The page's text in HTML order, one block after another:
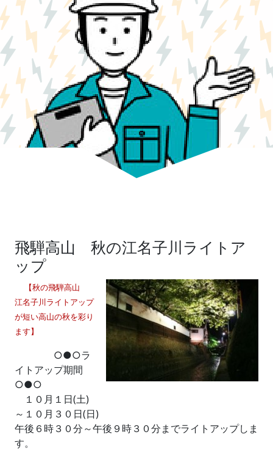
飛騨高山 秋の江名子川ライトア
ップ
【秋の飛騨高山
江名子川ライトアップ
が短い高山の秋を彩り
ます】
○●○ラ
イトアップ期間
○●○
１０月１日(土)
～１０月３０日(日)
午後６時３０分～午後９時３０分までライトアップしま
す。